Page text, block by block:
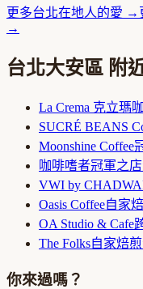
更多台北在地人的愛 →
→
台北大安區 附
La Crema 克立瑪
SUCRÉ BEANS
Moonshine Coffee
咖啡嗜者冠軍之店
VWI by
Oasis Coffee自家
OA Studio & Cafe
The Folks自家焙煎
你來過嗎？